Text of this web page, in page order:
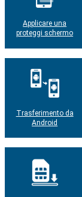
Applicare una
proteggi schermo
Trasferimento da
Android